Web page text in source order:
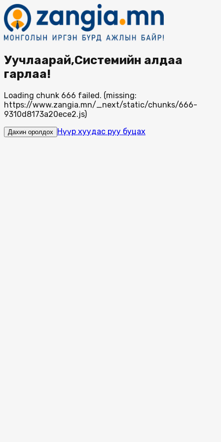
Уучлаарай,Системийн алдаа
гарлаа!
Loading chunk 666 failed. (missing:
https://www.zangia.mn/_next/static/chunks/666-
9310d8173a20ece2.js)
Дахин оролдох Нүүр хуудас руу буцах